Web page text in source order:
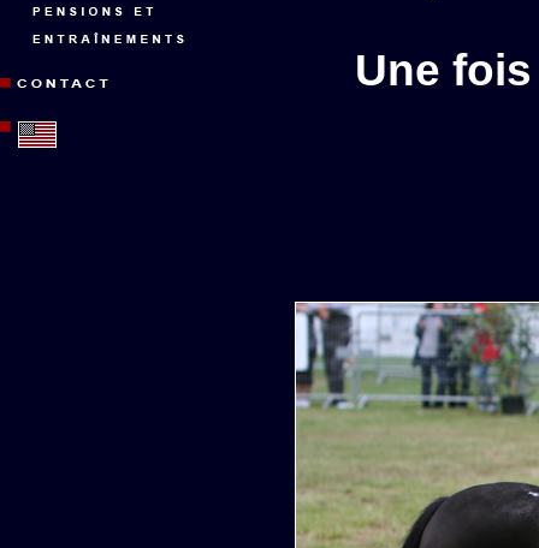
Une